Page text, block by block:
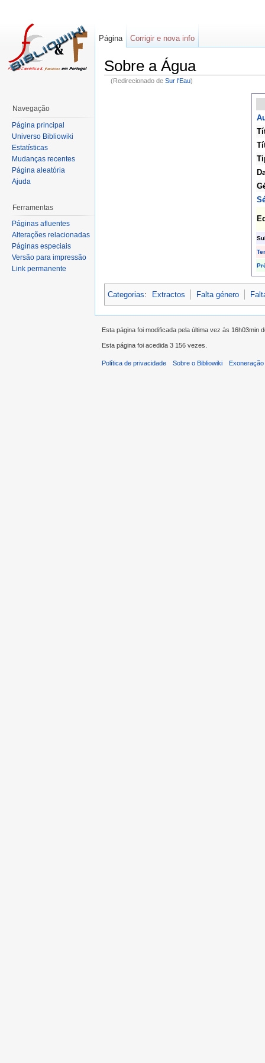
Sobre a Água
(Redirecionado de Sur l'Eau)
Categorias: Extractos Falta género
Página Corrigir e nova info
Navegação
Página principal
Universo Bibliowiki
Estatísticas
Mudanças recentes
Página aleatória
Ajuda
Ferramentas
Páginas afluentes
Alterações relacionadas
Páginas especiais
Versão para impressão
Link permanente
Esta página foi modificada pela última vez às 16h03min
Esta página foi acedida 3 156 vezes.
Política de privacidade Sobre o Bibliowiki